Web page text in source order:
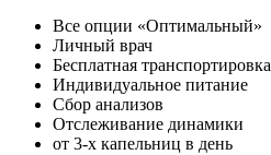
Все опции «Оптимальный»
Личный врач
Бесплатная транспортировка
Индивидуальное питание
Сбор анализов
Отслеживание динамики
от 3-х капельниц в день